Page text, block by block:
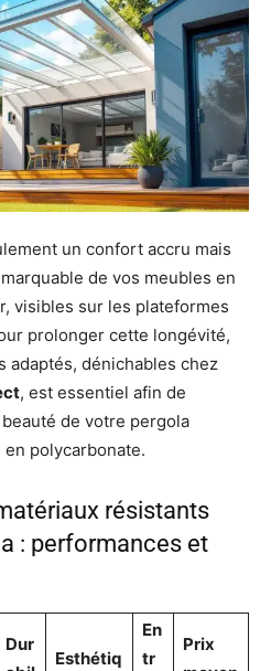
un confort accru mais
de vos meubles en
visibles sur les plateformes
prolonger cette longévité,
adaptés, dénichables chez
, est essentiel afin de
de votre pergola
polycarbonate.
résistants
: performances et
Dur
Esthétiq
En
tr
Prix